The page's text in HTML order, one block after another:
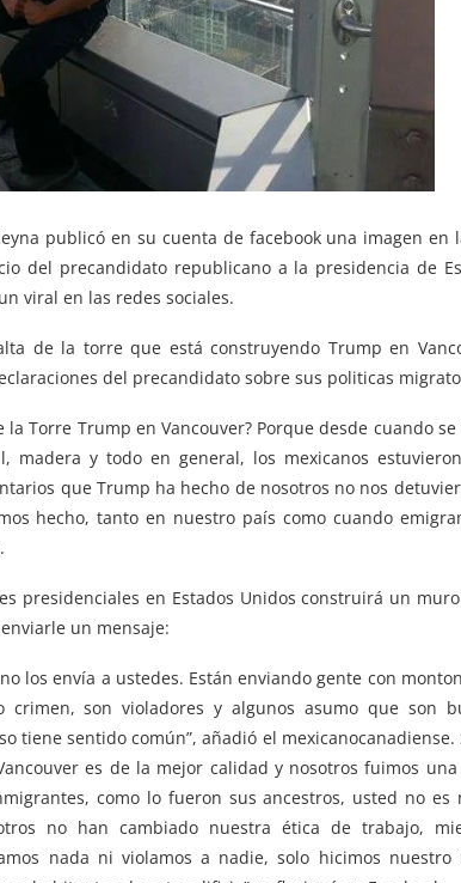
publicó en su cuenta de facebook una imagen en
del precandidato republicano a la presidencia de
viral en las redes sociales.
de la torre que está construyendo Trump en
del precandidato sobre sus politicas
Torre Trump en Vancouver? Porque desde cuando
madera y todo en general, los mexicanos
que Trump ha hecho de nosotros no nos
hecho, tanto en nuestro país como cuando
presidenciales en Estados Unidos construirá un
un mensaje:
los envía a ustedes. Están enviando gente con
crimen, son violadores y algunos asumo que son
tiene sentido común”, añadió el mexicanocanadiense.
es de la mejor calidad y nosotros fuimos
como lo fueron sus ancestros, usted no es
no han cambiado nuestra ética de trabajo,
nada ni violamos a nadie, solo hicimos nuestro